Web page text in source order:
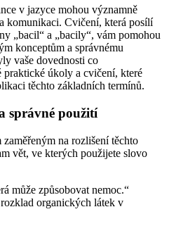
v jazyce mohou významně
komunikaci. Cvičení, která posílí
„bacil“ a „bacily“, vám pomohou
konceptům a správnému
vaše dovednosti co
praktické úkoly a cvičení, které
těchto základních termínů.
správné použití
na rozlišení těchto
vět, ve kterých použijete slovo
může způsobovat nemoc.“
organických látek v